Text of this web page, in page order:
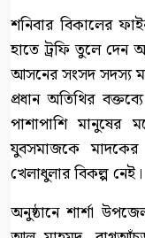
শনিবার বিকালের
হাতে ট্রফি তুলে দেন
আসনের সংসদ সদস্য
প্রধান অতিথির
পাশাপাশি মানুষের
যুবসমাজকে
খেলাধুলার বিকল্প নেই।
অনুষ্ঠানে শার্শা